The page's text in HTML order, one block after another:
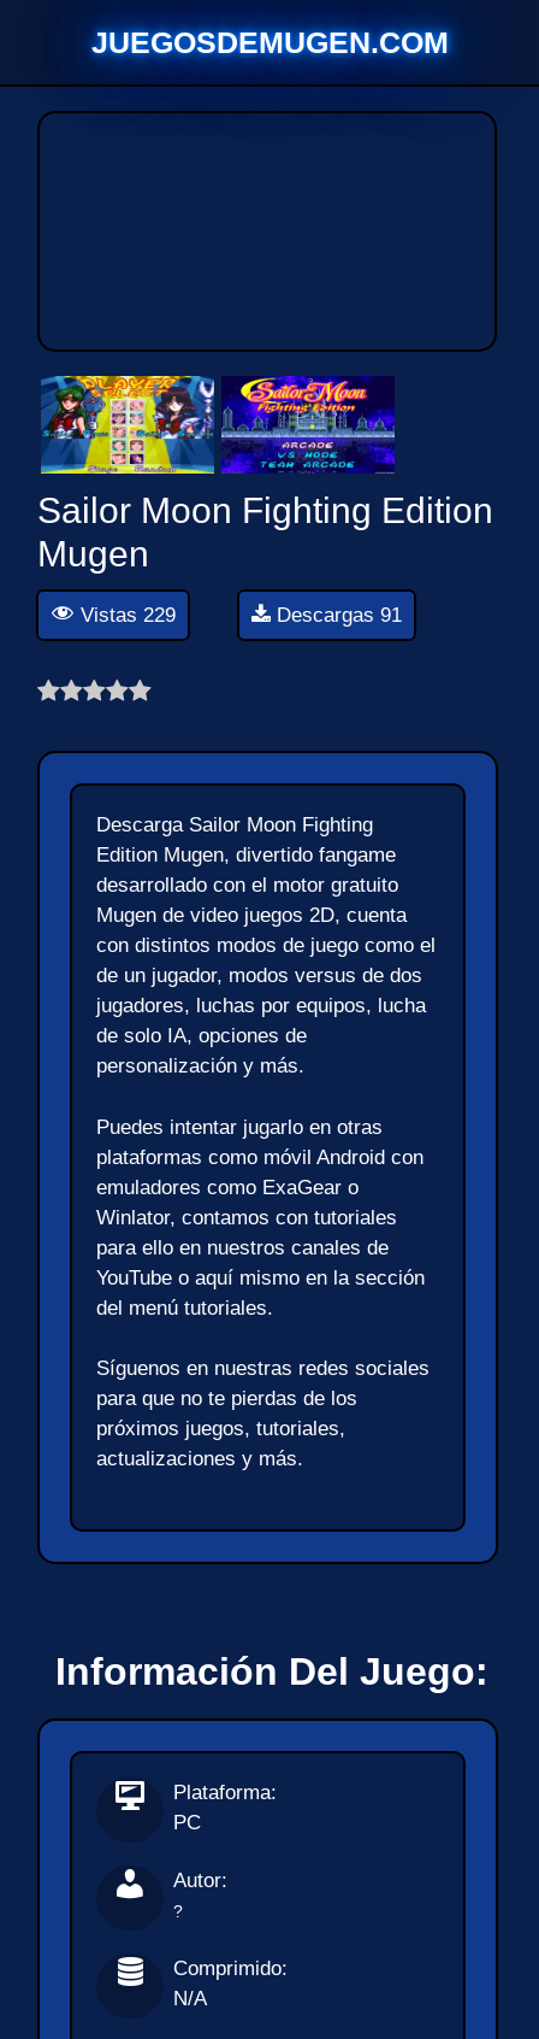
JUEGOSDEMUGEN.COM
Sailor Moon Fighting Edition
Mugen
Vistas 229 Descargas 91
Descarga Sailor Moon Fighting
Edition Mugen, divertido fangame
desarrollado con el motor gratuito
Mugen de video juegos 2D, cuenta
con distintos modos de juego como el
de un jugador, modos versus de dos
jugadores, luchas por equipos, lucha
de solo IA, opciones de
personalización y más.
Puedes intentar jugarlo en otras
plataformas como móvil Android con
emuladores como ExaGear o
Winlator, contamos con tutoriales
para ello en nuestros canales de
YouTube o aquí mismo en la sección
del menú tutoriales.
Síguenos en nuestras redes sociales
para que no te pierdas de los
próximos juegos, tutoriales,
actualizaciones y más.
Información Del Juego:
Plataforma:
PC
Autor:
?
Comprimido:
N/A